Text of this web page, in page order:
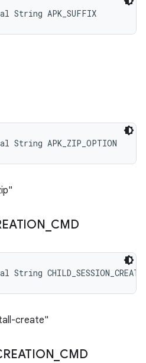
APK_SUFFIX
APK_ZIP_OPTION
CMD
create"
CMD